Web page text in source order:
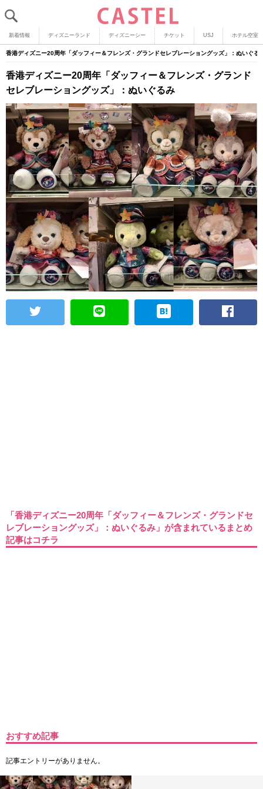
新着情報 ディズニーランド ディズニーシー チケット USJ ホテル空室
香港ディズニー20周年「ダッフィー＆フレンズ・グランドセレブレーショングッズ」：ぬいぐる
香港ディズニー20周年「ダッフィー＆フレンズ・グランド
セレブレーショングッズ」：ぬいぐるみ
「香港ディズニー20周年「ダッフィー＆フレンズ・グランドセ
レブレーショングッズ」：ぬいぐるみ」が含まれているまとめ
記事はコチラ
おすすめ記事
記事エントリーがありません。